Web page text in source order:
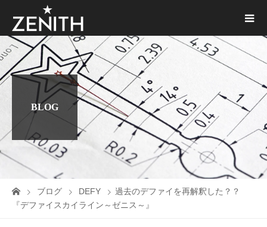
BLOG
ブログ DEFY
過去のデファイを再解釈した？？
『デファイスカイライン～ゼニス～』